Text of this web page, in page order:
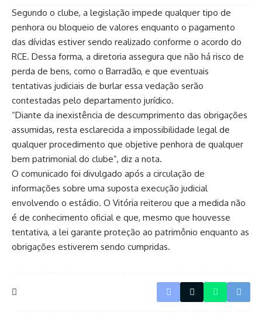
Segundo o clube, a legislação impede qualquer tipo de
penhora ou bloqueio de valores enquanto o pagamento
das dívidas estiver sendo realizado conforme o acordo do
RCE. Dessa forma, a diretoria assegura que não há risco de
perda de bens, como o Barradão, e que eventuais
tentativas judiciais de burlar essa vedação serão
contestadas pelo departamento jurídico.
“Diante da inexistência de descumprimento das obrigações
assumidas, resta esclarecida a impossibilidade legal de
qualquer procedimento que objetive penhora de qualquer
bem patrimonial do clube”, diz a nota.
O comunicado foi divulgado após a circulação de
informações sobre uma suposta execução judicial
envolvendo o estádio. O Vitória reiterou que a medida não
é de conhecimento oficial e que, mesmo que houvesse
tentativa, a lei garante proteção ao patrimônio enquanto as
obrigações estiverem sendo cumpridas.